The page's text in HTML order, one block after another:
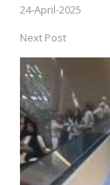
24-April-2025
Next Post